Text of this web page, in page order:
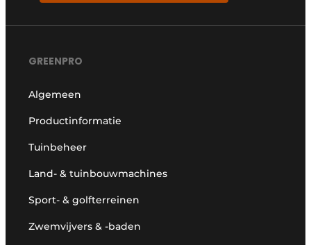
GREENPRO
Algemeen
Productinformatie
Tuinbeheer
Land- & tuinbouwmachines
Sport- & golfterreinen
Zwemvijvers & -baden